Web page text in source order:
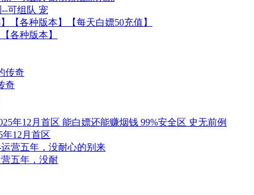
--可组队 宠
各种版本】
奇
年12月首区
五年，没耐